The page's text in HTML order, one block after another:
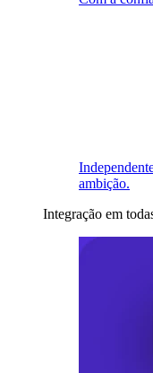
ambição.
Integração em